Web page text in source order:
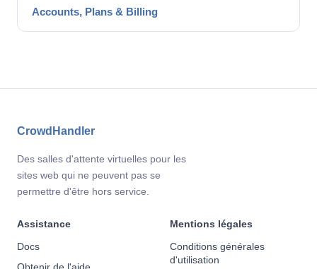
Accounts, Plans & Billing
CrowdHandler
Des salles d'attente virtuelles pour les
sites web qui ne peuvent pas se
permettre d'être hors service.
Assistance
Docs
Mentions légales
Conditions générales
d'utilisation